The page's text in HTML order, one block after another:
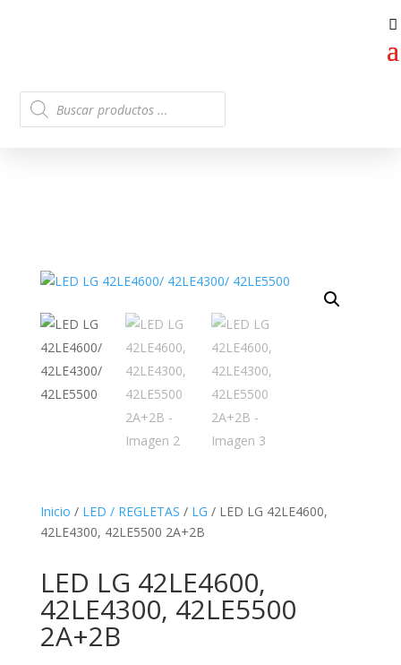
Búsqueda
de
productos
Inicio / LED / REGLETAS / LG / LED LG 42LE4600,
42LE4300, 42LE5500 2A+2B
LED LG 42LE4600,
42LE4300, 42LE5500
2A+2B